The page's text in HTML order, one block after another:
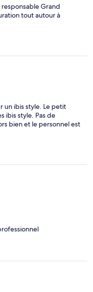
Grand
tout autour à
un ibis style. Le petit
ibis style. Pas de
bien et le personnel est